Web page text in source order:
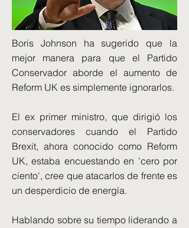
Boris Johnson ha sugerido que la
mejor manera para que el Partido
Conservador aborde el aumento de
Reform UK es simplemente ignorarlos.
El ex primer ministro, que dirigió los
conservadores cuando el Partido
Brexit, ahora conocido como Reform
UK, estaba encuestando en 'cero por
ciento', cree que atacarlos de frente es
un desperdicio de energía.
Hablando sobre su tiempo liderando a